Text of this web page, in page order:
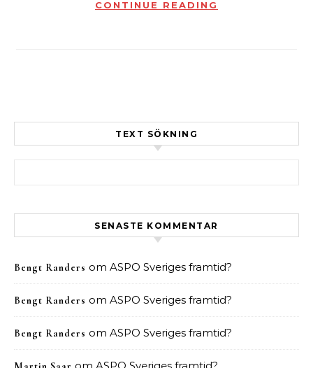
CONTINUE READING
TEXT SÖKNING
SENASTE KOMMENTAR
Bengt Randers om ASPO Sveriges framtid?
Bengt Randers om ASPO Sveriges framtid?
Bengt Randers om ASPO Sveriges framtid?